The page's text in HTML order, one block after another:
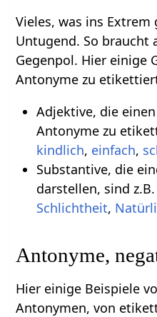
Vieles, was ins
Untugend. So
Gegenpol. Hier einige
Antonyme zu
Adjektive, die
Antonyme zu
kindlich, einfach,
Substantive, die
darstellen, sind z.B.
Schlichtheit,
Antonyme,
Hier einige Beispiele
Antonymen, von